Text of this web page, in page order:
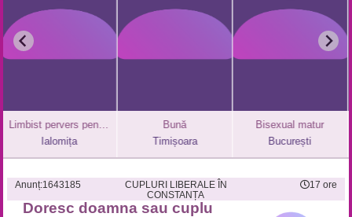
Limbist pervers pentru femeie
Bisexual matur
Versatil
Anunț:1643185
CUPLURI LIBERALE ÎN
CONSTANȚA
17 ore
Doresc doamna sau cuplu